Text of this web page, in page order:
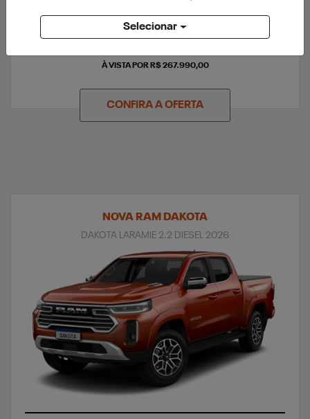
À VISTA POR R$ 267.990,00
CONFIRA A OFERTA
NOVA RAM DAKOTA
DAKOTA LARAMIE 2.2 DIESEL 2026
Selecionar